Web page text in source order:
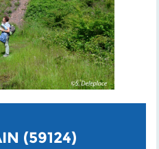
(59124)